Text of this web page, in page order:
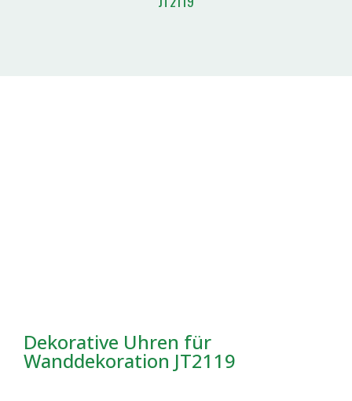
Dekorative Uhren für
Wanddekoration JT2119